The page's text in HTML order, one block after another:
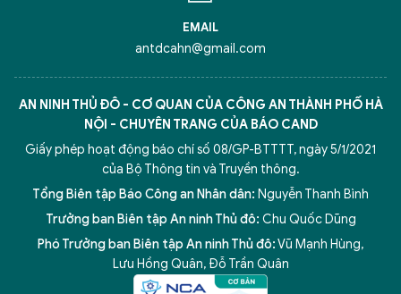
EMAIL
antdcahn@gmail.com
AN NINH THỦ ĐÔ - CƠ QUAN CỦA CÔNG AN THÀNH PHỐ HÀ
NỘI - CHUYÊN TRANG CỦA BÁO CAND
Giấy phép hoạt động báo chí số 08/GP-BTTTT, ngày 5/1/2021
của Bộ Thông tin và Truyền thông.
Tổng Biên tập Báo Công an Nhân dân: Nguyễn Thanh Bình
Trưởng ban Biên tập An ninh Thủ đô: Chu Quốc Dũng
Phó Trưởng ban Biên tập An ninh Thủ đô:Vũ Mạnh Hùng,
Lưu Hồng Quân, Đỗ Trần Quân
5 điểm nghẽn của Hà Nội giải pháp xử lý điểm nghẽn của